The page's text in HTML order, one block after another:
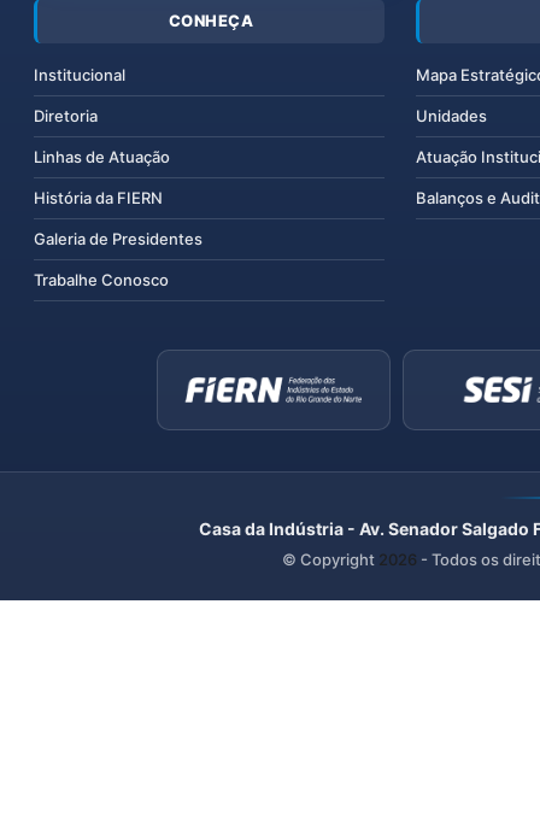
CONHEÇA
Institucional
Diretoria
Linhas de Atuação
História da FIERN
Galeria de Presidentes
Trabalhe Conosco
Mapa
Unidades
Atuação
Balanços e
Casa da Indústria - Av. Senador
© Copyright 2026 - Todos os